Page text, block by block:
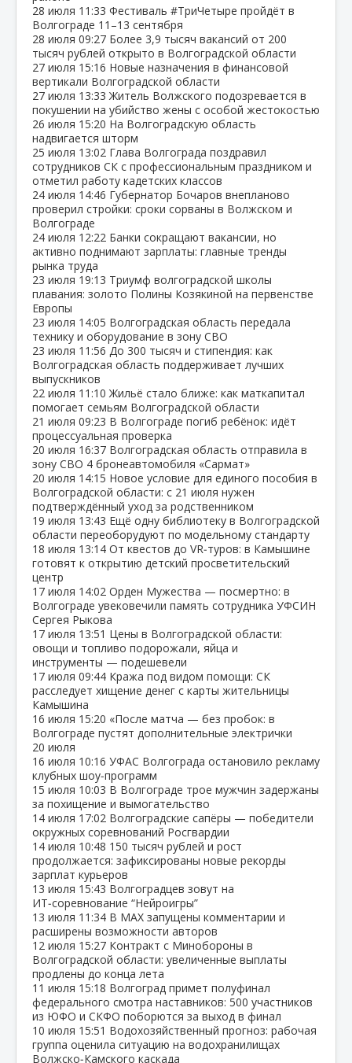
28 июля 11:33 Фестиваль #ТриЧетыре пройдёт в
Волгограде 11–13 сентября
28 июля 09:27 Более 3,9 тысяч вакансий от 200
тысяч рублей открыто в Волгоградской области
27 июля 15:16 Новые назначения в финансовой
вертикали Волгоградской области
27 июля 13:33 Житель Волжского подозревается в
покушении на убийство жены с особой жестокостью
26 июля 15:20 На Волгоградскую область
надвигается шторм
25 июля 13:02 Глава Волгограда поздравил
сотрудников СК с профессиональным праздником и
отметил работу кадетских классов
24 июля 14:46 Губернатор Бочаров внепланово
проверил стройки: сроки сорваны в Волжском и
Волгограде
24 июля 12:22 Банки сокращают вакансии, но
активно поднимают зарплаты: главные тренды
рынка труда
23 июля 19:13 Триумф волгоградской школы
плавания: золото Полины Козякиной на первенстве
Европы
23 июля 14:05 Волгоградская область передала
технику и оборудование в зону СВО
23 июля 11:56 До 300 тысяч и стипендия: как
Волгоградская область поддерживает лучших
выпускников
22 июля 11:10 Жильё стало ближе: как маткапитал
помогает семьям Волгоградской области
21 июля 09:23 В Волгограде погиб ребёнок: идёт
процессуальная проверка
20 июля 16:37 Волгоградская область отправила в
зону СВО 4 бронеавтомобиля «Сармат»
20 июля 14:15 Новое условие для единого пособия в
Волгоградской области: с 21 июля нужен
подтверждённый уход за родственником
19 июля 13:43 Ещё одну библиотеку в Волгоградской
области переоборудуют по модельному стандарту
18 июля 13:14 От квестов до VR‑туров: в Камышине
готовят к открытию детский просветительский
центр
17 июля 14:02 Орден Мужества — посмертно: в
Волгограде увековечили память сотрудника УФСИН
Сергея Рыкова
17 июля 13:51 Цены в Волгоградской области:
овощи и топливо подорожали, яйца и
инструменты — подешевели
17 июля 09:44 Кража под видом помощи: СК
расследует хищение денег с карты жительницы
Камышина
16 июля 15:20 «После матча — без пробок: в
Волгограде пустят дополнительные электрички
20 июля
16 июля 10:16 УФАС Волгограда остановило рекламу
клубных шоу‑программ
15 июля 10:03 В Волгограде трое мужчин задержаны
за похищение и вымогательство
14 июля 17:02 Волгоградские сапёры — победители
окружных соревнований Росгвардии
14 июля 10:48 150 тысяч рублей и рост
продолжается: зафиксированы новые рекорды
зарплат курьеров
13 июля 15:43 Волгоградцев зовут на
ИТ‑соревнование “Нейроигры”
13 июля 11:34 В МАХ запущены комментарии и
расширены возможности авторов
12 июля 15:27 Контракт с Минобороны в
Волгоградской области: увеличенные выплаты
продлены до конца лета
11 июля 15:18 Волгоград примет полуфинал
федерального смотра наставников: 500 участников
из ЮФО и СКФО поборются за выход в финал
10 июля 15:51 Водохозяйственный прогноз: рабочая
группа оценила ситуацию на водохранилищах
Волжско‑Камского каскада